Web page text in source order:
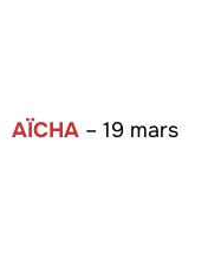
AÏCHA– 19 mars